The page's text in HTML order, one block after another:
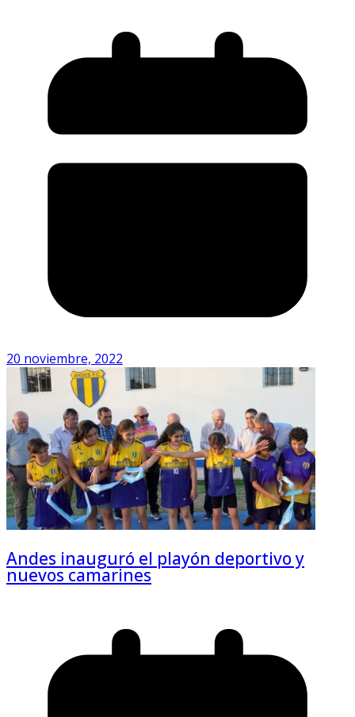
20 noviembre, 2022
Andes inauguró el playón deportivo y
nuevos camarines